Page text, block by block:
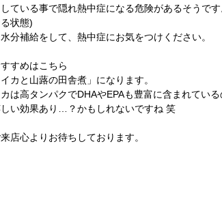
ている事で隠れ熱中症になる危険があるそうで
状態)
分補給をして、熱中症にお気をつけください。
すめはこちら
イカと山蕗の田舎煮」になります。
は高タンパクでDHAやEPAも豊富に含まれてい
い効果あり…？かもしれないですね 笑
店心よりお待ちしております。